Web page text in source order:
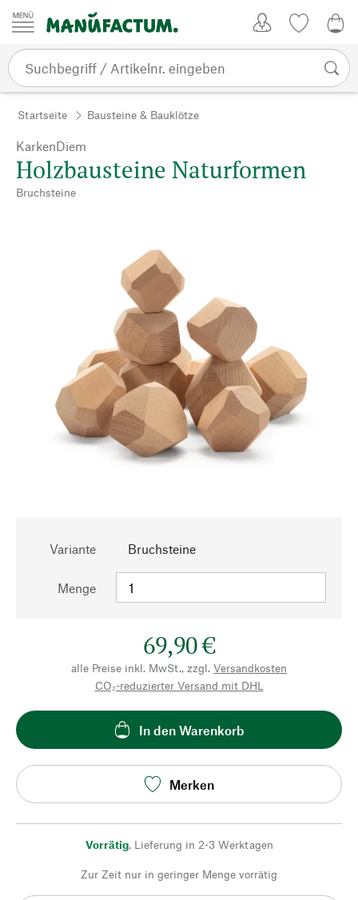
Zum Inhalt springen
Startseite Bausteine & Bauklötze
KarkenDiem
Holzbausteine Naturformen
Bruchsteine
Variante Bruchsteine
Menge
69,90 €
alle Preise inkl. MwSt., zzgl. Versandkosten
CO₂-reduzierter Versand mit DHL
In den Warenkorb
Merken
Vorrätig, Lieferung in 2-3 Werktagen
Zur Zeit nur in geringer Menge vorrätig